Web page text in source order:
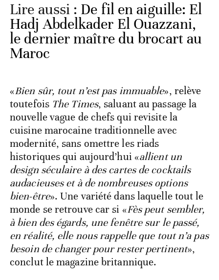
Lire aussi : De fil en aiguille: El
Hadj Abdelkader El Ouazzani,
le dernier maître du brocart au
Maroc
«Bien sûr, tout n’est pas immuable», relève
toutefois The Times, saluant au passage la
nouvelle vague de chefs qui revisite la
cuisine marocaine traditionnelle avec
modernité, sans omettre les riads
historiques qui aujourd’hui «allient un
design séculaire à des cartes de cocktails
audacieuses et à de nombreuses options
bien-être». Une variété dans laquelle tout le
monde se retrouve car si «Fès peut sembler,
à bien des égards, une fenêtre sur le passé,
en réalité, elle nous rappelle que tout n’a pas
besoin de changer pour rester pertinent»,
conclut le magazine britannique.